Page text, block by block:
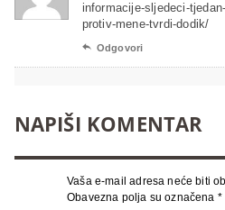
informacije-sljedeci-
protiv-mene-tvrdi-dodik/
 Odgovori
NAPIŠI KOMENTAR
Vaša e-mail adresa neće biti
Obavezna polja su označena *